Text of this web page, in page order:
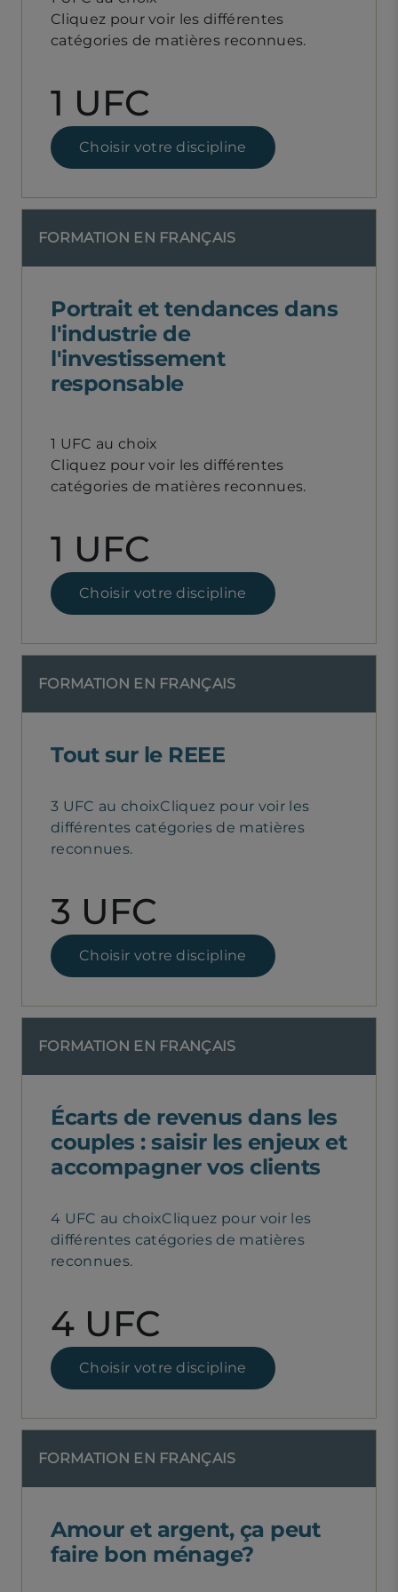
Cliquez pour voir les différentes
catégories de matières reconnues.
1 UFC
Choisir votre discipline
FORMATION EN FRANÇAIS
Portrait et tendances dans
l'industrie de
l'investissement
responsable
1 UFC au choix
Cliquez pour voir les différentes
catégories de matières reconnues.
1 UFC
Choisir votre discipline
FORMATION EN FRANÇAIS
Tout sur le REEE
3 UFC au choixCliquez pour voir les
différentes catégories de matières
reconnues.
3 UFC
Choisir votre discipline
FORMATION EN FRANÇAIS
Écarts de revenus dans les
couples : saisir les enjeux et
accompagner vos clients
4 UFC au choixCliquez pour voir les
différentes catégories de matières
reconnues.
4 UFC
Choisir votre discipline
FORMATION EN FRANÇAIS
Amour et argent, ça peut
faire bon ménage?